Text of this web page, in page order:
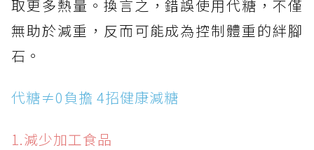
取更多熱量。換言之，錯誤使用代糖，不僅
無助於減重，反而可能成為控制體重的絆腳
石。
代糖≠0負擔 4招健康減糖
1.減少加工食品